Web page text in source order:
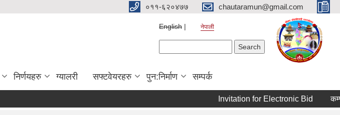
०११-६२०४७७ chautaramun@gmail.com
English नेपाली
निर्णयहरु ग्यालरी सफ्टवेयरहरु पुन:निर्माण सम्पर्क
Invitation for Electronic Bid